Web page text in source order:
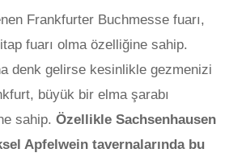
Frankfurter Buchmesse fuarı,
fuarı olma özelliğine sahip.
denk gelirse kesinlikle gezmenizi
büyük bir elma şarabı
sahip. Özellikle Sachsenhausen
Apfelwein tavernalarında bu